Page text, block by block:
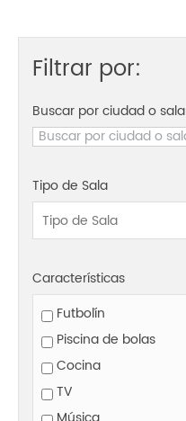
Filtrar por:
Buscar por ciudad o sala
Tipo de Sala
Características
Futbolín
Piscina de bolas
Cocina
TV